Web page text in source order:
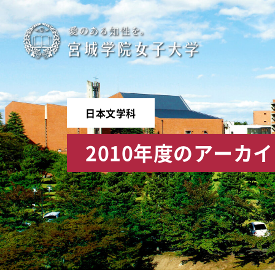
宮
城
学
院
女
子
大
学
日本文学科
2010年度のアーカ